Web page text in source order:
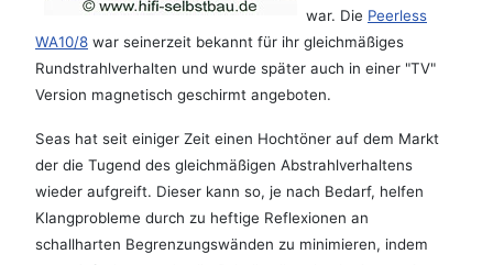
war. Die Peerless
WA10/8 war seinerzeit bekannt für ihr gleichmäßiges
Rundstrahlverhalten und wurde später auch in einer "TV"
Version magnetisch geschirmt angeboten.
Seas hat seit einiger Zeit einen Hochtöner auf dem Markt
der die Tugend des gleichmäßigen Abstrahlverhaltens
wieder aufgreift. Dieser kann so, je nach Bedarf, helfen
Klangprobleme durch zu heftige Reflexionen an
schallharten Begrenzungswänden zu minimieren, indem